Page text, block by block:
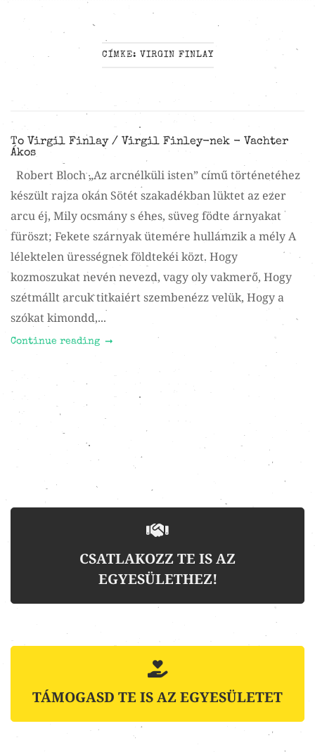
CÍMKE: VIRGIN FINLAY
To Virgil Finlay / Virgil Finley-nek - Vachter
Ákos
Robert Bloch „Az arcnélküli isten” című történetéhez
készült rajza okán Sötét szakadékban lüktet az ezer
arcu éj, Mily ocsmány s éhes, süveg födte árnyakat
füröszt; Fekete szárnyak ütemére hullámzik a mély A
lélektelen ürességnek földtekéi közt. Hogy
kozmoszukat nevén nevezd, vagy oly vakmerő, Hogy
szétmállt arcuk titkaiért szembenézz velük, Hogy a
szókat kimondd,...
Continue reading
CSATLAKOZZ TE IS AZ
EGYESÜLETHEZ!
TÁMOGASD TE IS AZ EGYESÜLETET